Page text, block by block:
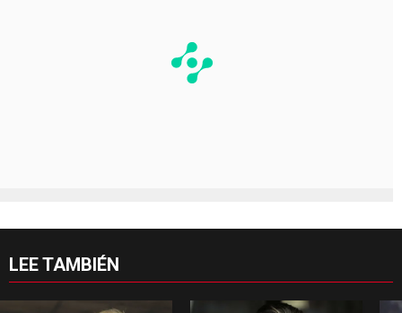
LEE TAMBIÉN